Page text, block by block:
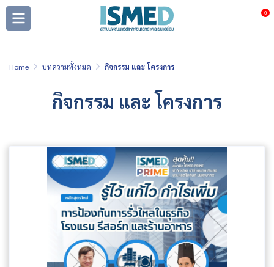
0
Home บทความทั้งหมด กิจกรรม และ โครงการ
กิจกรรม และ โครงการ